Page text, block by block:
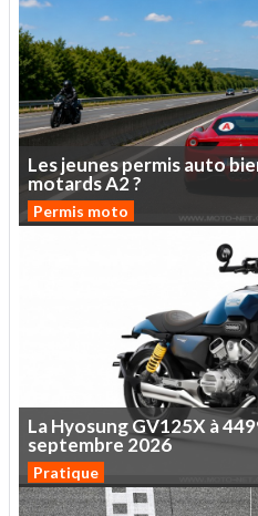
Lesjeunespermisauto
motardsA2?
Permis moto
LaHyosungGV125X à
septembre2026
Pratique